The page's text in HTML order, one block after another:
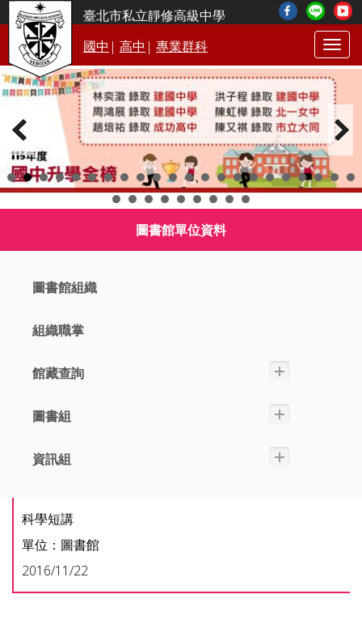
臺北市私立靜修高級中學
國中 | 高中 | 專業群科
圖書館單位資料
圖書館組織
組織職掌
館藏查詢
圖書組
資訊組
科學短講
單位：圖書館
2016/11/22